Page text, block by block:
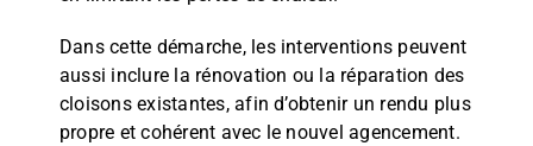
Dans cette démarche, les interventions peuvent
aussi inclure la rénovation ou la réparation des
cloisons existantes, afin d’obtenir un rendu plus
propre et cohérent avec le nouvel agencement.